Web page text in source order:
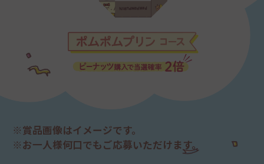
当社は、細心の注意を払って本キャンペーンに関する情
報を掲載していますが、提供する本キャンペーンの情
報、プログラム、各種サービス、その他本キャンペー
ンに関する事項について、以下の場合により応募者又
①本キャンペーンへの応募に際して、ソフトウェア、
ハードウェア上の事故、火災、停電、通信環境の悪
化、天変地異等の非常事態が発生した場合。
※賞品画像はイメージです。
※お一人様何口でもご応募いただけます。